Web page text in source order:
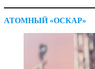
АТОМНЫЙ «ОСКАР»